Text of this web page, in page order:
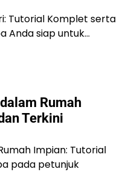
Tutorial Komplet serta
Anda siap untuk…
Rumah
Terkini
Impian: Tutorial
pada petunjuk